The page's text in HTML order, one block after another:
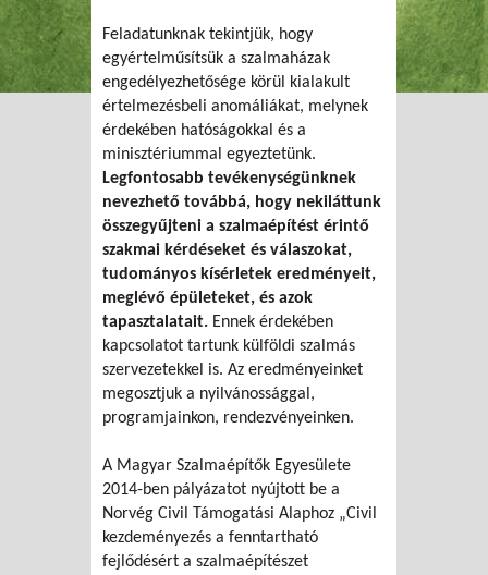
Feladatunknak tekintjük, hogy
egyértelműsítsük a szalmaházak
engedélyezhetősége körül kialakult
értelmezésbeli anomáliákat, melynek
érdekében hatóságokkal és a
minisztériummal egyeztetünk.
Legfontosabb tevékenységünknek
nevezhető továbbá, hogy nekiláttunk
összegyűjteni a szalmaépítést érintő
szakmai kérdéseket és válaszokat,
tudományos kísérletek eredményeit,
meglévő épületeket, és azok
tapasztalatait. Ennek érdekében
kapcsolatot tartunk külföldi szalmás
szervezetekkel is. Az eredményeinket
megosztjuk a nyilvánossággal,
programjainkon, rendezvényeinken.
A Magyar Szalmaépítők Egyesülete
2014-ben pályázatot nyújtott be a
Norvég Civil Támogatási Alaphoz „Civil
kezdeményezés a fenntartható
fejlődésért a szalmaépítészet